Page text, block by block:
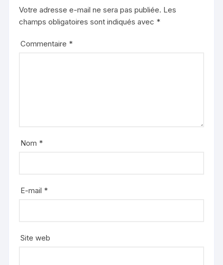
Votre adresse e-mail ne sera pas publiée. Les
champs obligatoires sont indiqués avec *
Commentaire *
Nom *
E-mail *
Site web